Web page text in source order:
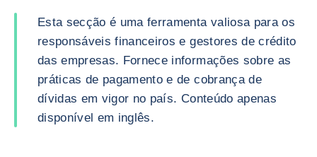
Esta secção é uma ferramenta valiosa para os
responsáveis financeiros e gestores de crédito
das empresas. Fornece informações sobre as
práticas de pagamento e de cobrança de
dívidas em vigor no país. Conteúdo apenas
disponível em inglês.